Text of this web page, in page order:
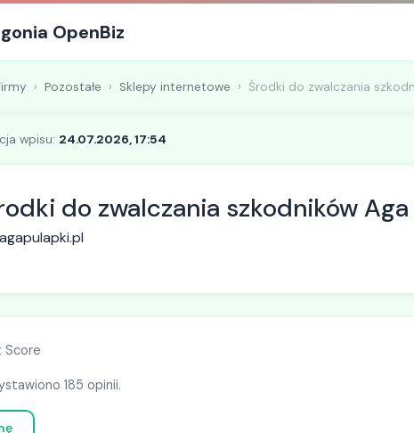
OpenBiz
Pozostałe Sklepy internetowe Środki do zwalczania
wpisu: 24.07.2026, 17:54
do zwalczania szkodników Aga
agapulapki.pl
Score
185 opinii.